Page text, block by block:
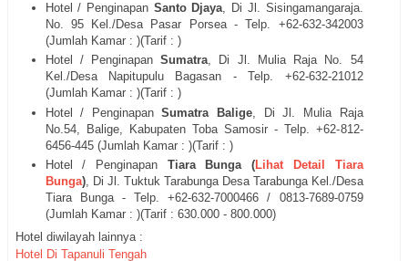
Hotel / PenginapanSanto Djaya, Di Jl. Sisingamangaraja.
No. 95 Kel./Desa Pasar Porsea- Telp. +62-632-342003
(Jumlah Kamar : )(Tarif : )
Hotel / PenginapanSumatra, Di Jl. Mulia Raja No. 54
Kel./Desa Napitupulu Bagasan - Telp. +62-632-21012
(Jumlah Kamar : )(Tarif : )
Hotel / PenginapanSumatra Balige , DiJl. Mulia Raja
No.54, Balige, Kabupaten Toba Samosir - Telp. +62-812-
6456-445 (Jumlah Kamar : )(Tarif : )
Hotel / PenginapanTiara Bunga ( Lihat Detail Tiara
Bunga), Di Jl. Tuktuk Tarabunga Desa Tarabunga Kel./Desa
Tiara Bunga- Telp. +62-632-7000466 / 0813-7689-0759
(Jumlah Kamar : )(Tarif : 630.000 - 800.000)
Hotel diwilayah lainnya :
Hotel Di Tapanuli Tengah